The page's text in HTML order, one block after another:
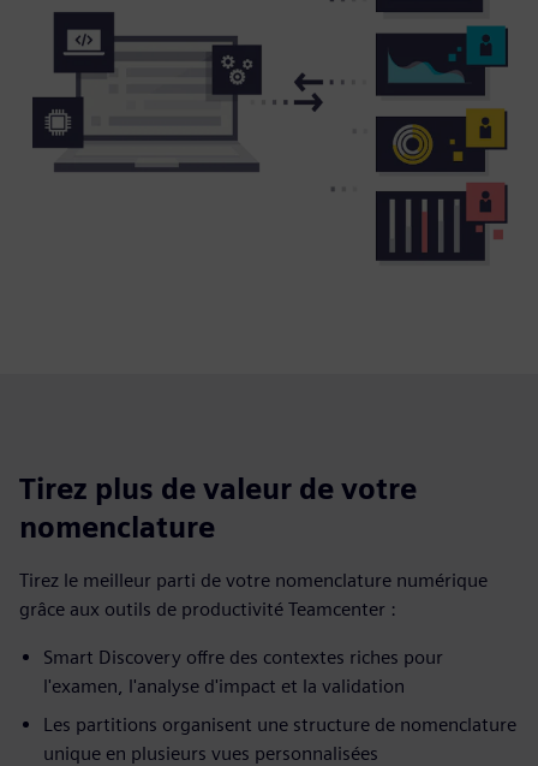
Tirez plus de valeur de votre
nomenclature
Tirez le meilleur parti de votre nomenclature numérique
grâce aux outils de productivité Teamcenter :
Smart Discovery offre des contextes riches pour
l'examen, l'analyse d'impact et la validation
Les partitions organisent une structure de nomenclature
unique en plusieurs vues personnalisées